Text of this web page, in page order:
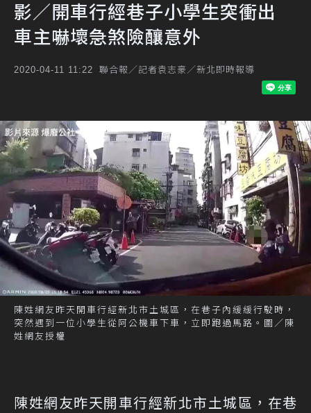
影／開車行經巷子小學生突衝出
車主嚇壞急煞險釀意外
2020-04-11 11:22 聯合報／記者袁志豪／新北即時報導
陳姓網友昨天開車行經新北市土城區，在巷子內緩緩行駛時，
突然遇到一位小學生從阿公機車下車，立即跑過馬路。圖／陳
姓網友授權
陳姓網友昨天開車行經新北市土城區，在巷